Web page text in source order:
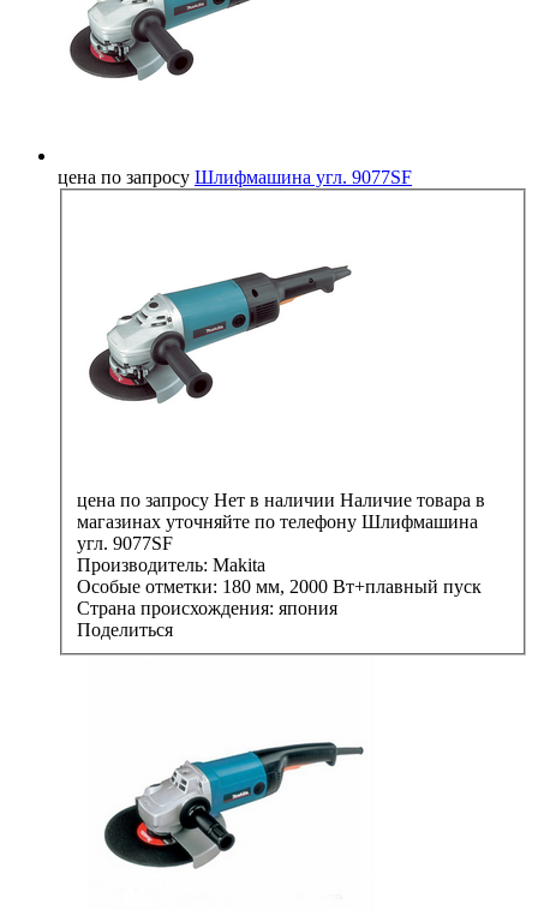
цена по запросу Шлифмашина угл. 9077SF
цена по запросу Нет в наличии Наличие товара в
магазинах уточняйте по телефону Шлифмашина
угл. 9077SF
Производитель: Makita
Особые отметки: 180 мм, 2000 Вт+плавный пуск
Страна происхождения: япония
Поделиться